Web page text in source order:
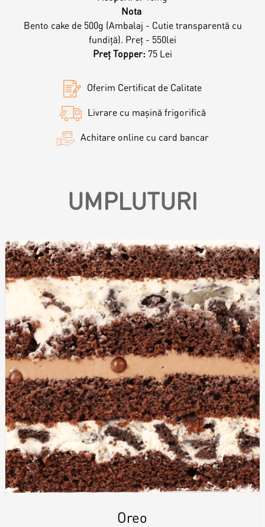
Candy Bar
Macarons personalizat
CakePops personalizat
Ciocolată
Macarons
Biscuiţi
Amami - Zero Zahǎr
Torturi
Prăjituri
Bomboane
Accesorii/Party
Toppere
Nota
Bento cake de 500g (Ambalaj - Cutie transparentă cu
fundiță). Preț - 550lei
Preț Topper: 75 Lei
Oferim Certificat de Calitate
Livrare cu mașină frigorifică
Achitare online cu card bancar
UMPLUTURI
Oreo